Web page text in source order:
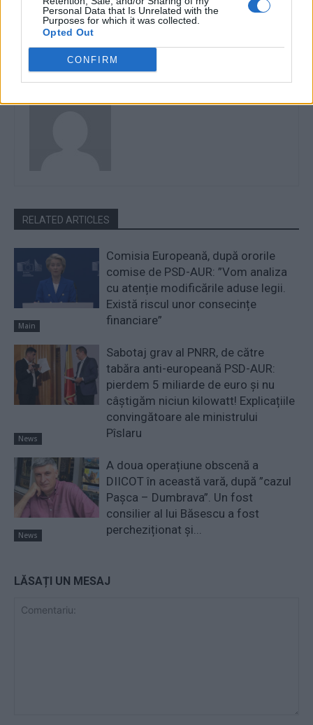
Personal Data that Is Unrelated with the
Purposes for which it was collected.
Opted Out
CONFIRM
TikTok că au fraudat 20 de
milioane de euro din ajutoare
sociale în Italia
de fostul primar Tudorache
Robert Mateescu
RELATED ARTICLES
Main
Comisia Europeană, după ororile
comise de PSD-AUR: ”Vom analiza
cu atenție modificările aduse legii.
Există riscul unor consecințe
financiare”
News
Sabotaj grav al PNRR, de către
tabăra anti-europeană PSD-AUR:
pierdem 5 miliarde de euro și nu
câștigăm niciun kilowatt! Explicațiile
convingătoare ale ministrului
Pîslaru
News
A doua operațiune obscenă a
DIICOT în această vară, după ”cazul
Pașca – Dumbrava”. Un fost
consilier al lui Băsescu a fost
percheziționat și...
LĂSAȚI UN MESAJ